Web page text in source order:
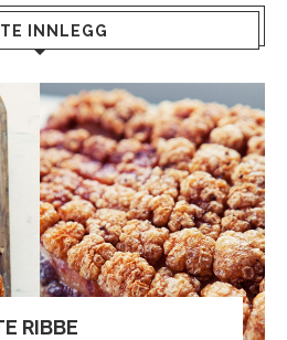
INNLEGG
RIBBE